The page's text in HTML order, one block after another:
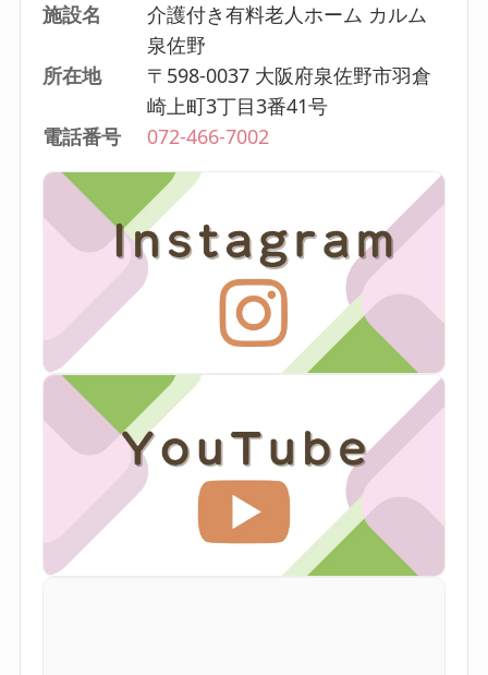
施設名
介護付き有料老人ホーム カルム
泉佐野
所在地
〒598-0037 大阪府泉佐野市羽倉
崎上町3丁目3番41号
電話番号
072-466-7002